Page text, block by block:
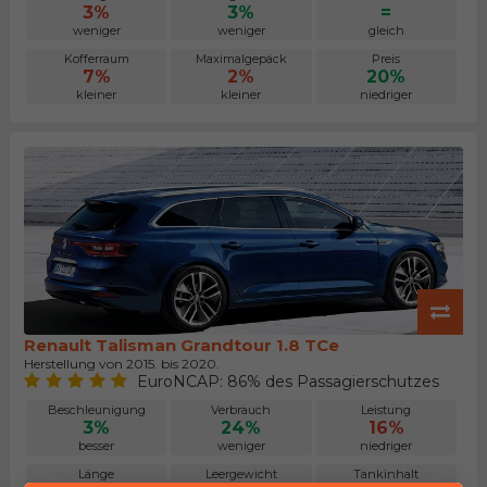
3%
weniger
3%
weniger
=
gleich
Kofferraum
7%
kleiner
Maximalgepäck
2%
kleiner
Preis
20%
niedriger
Renault Talisman Grandtour 1.8 TCe
Herstellung von 2015. bis 2020.
EuroNCAP: 86% des Passagierschutzes
Beschleunigung
3%
besser
Verbrauch
24%
weniger
Leistung
16%
niedriger
Länge
Leergewicht Tankinhalt